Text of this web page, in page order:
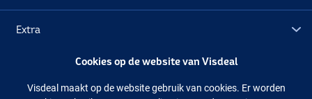
Extra
Cookies op de website van Visdeal
Visdeal maakt op de website gebruik van cookies. Er worden